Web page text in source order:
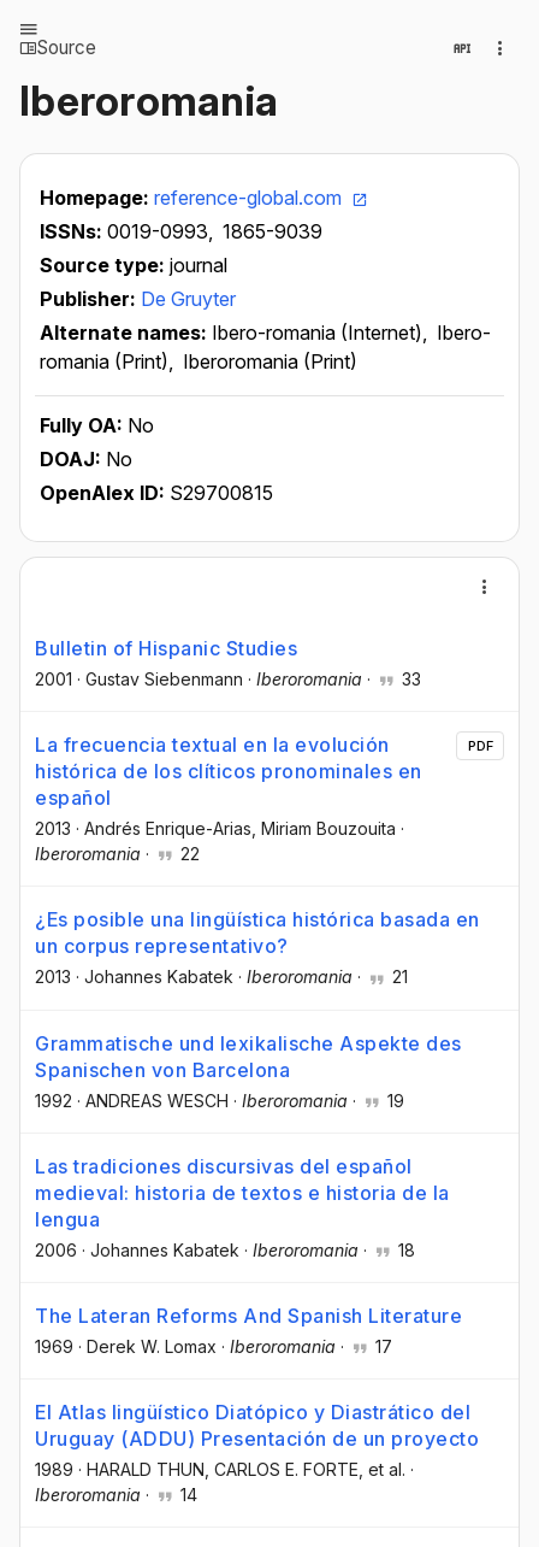
Source
Iberoromania
Homepage: reference-global.com
ISSNs: 0019-0993, 1865-9039
Source type: journal
Publisher: De Gruyter
Alternate names: Ibero-romania (Internet), Ibero-
romania (Print), Iberoromania (Print)
Fully OA: No
DOAJ: No
OpenAlex ID: S29700815
Bulletin of Hispanic Studies
2001 · Gustav Siebenmann · Iberoromania · 33
La frecuencia textual en la evolución
histórica de los clíticos pronominales en
español
2013 · Andrés Enrique-Arias , Miriam Bouzouita ·
Iberoromania · 22
PDF
¿Es posible una lingüística histórica basada en
un corpus representativo?
2013 · Johannes Kabatek · Iberoromania · 21
Grammatische und lexikalische Aspekte des
Spanischen von Barcelona
1992 · ANDREAS WESCH · Iberoromania · 19
Las tradiciones discursivas del español
medieval: historia de textos e historia de la
lengua
2006 · Johannes Kabatek · Iberoromania · 18
The Lateran Reforms And Spanish Literature
1969 · Derek W. Lomax · Iberoromania · 17
El Atlas lingüístico Diatópico y Diastrático del
Uruguay (ADDU) Presentación de un proyecto
1989 · HARALD THUN , CARLOS E. FORTE , et al. ·
Iberoromania · 14